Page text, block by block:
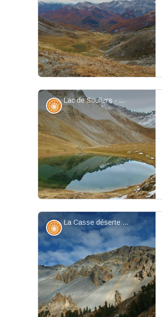
Voir l'image en
Voir l'image en
Lac de Souliers - ©Benjamin Musella - PNR Queyras
Voir l'image en
Géologie
le surnom de "l'œil du Queyras".
La Casse déserte - ©Benjamin Musella - PNR Queyras
Géologie